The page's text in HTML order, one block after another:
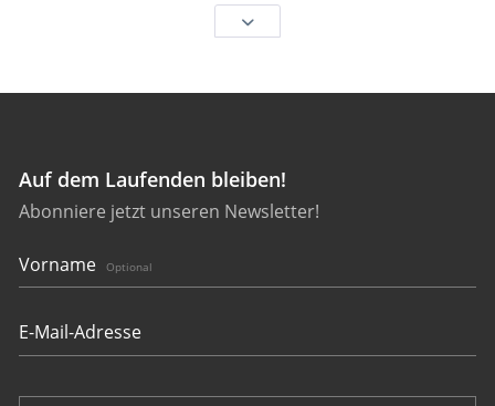
€ 359,00
Auf dem Laufenden bleiben!
Abonniere jetzt unseren Newsletter!
Vorname Optional